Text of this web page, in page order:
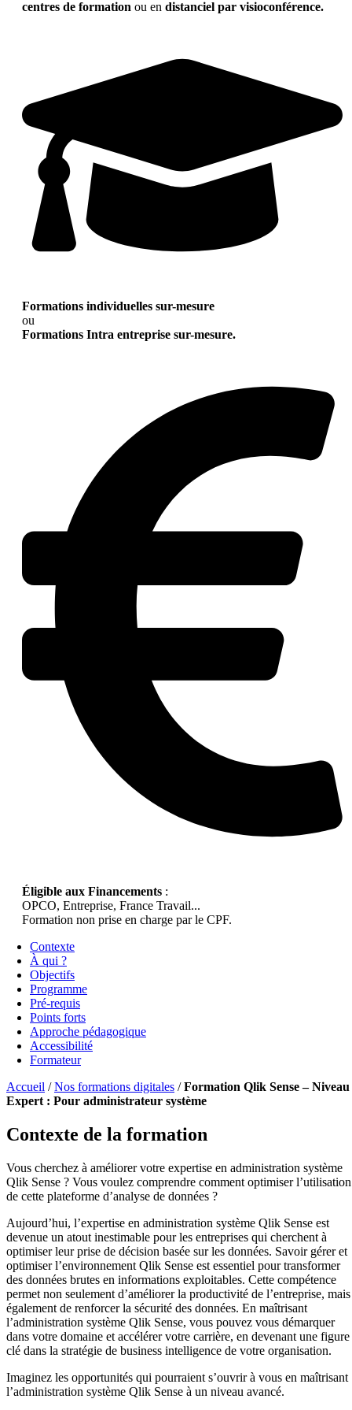
centres de formation ou en distanciel par visioconférence.
Formations individuelles sur-mesure
ou
Formations Intra entreprise sur-mesure.
Éligible aux Financements :
OPCO, Entreprise, France Travail...
Formation non prise en charge par le CPF.
Contexte
À qui ?
Objectifs
Programme
Pré-requis
Points forts
Approche pédagogique
Accessibilité
Formateur
Accueil /Nos formations digitales /Formation Qlik Sense – Niveau
Expert : Pour administrateur système
Contexte de la formation
Vous cherchez à améliorer votre expertise en administration système
Qlik Sense ? Vous voulez comprendre comment optimiser l’utilisation
de cette plateforme d’analyse de données ?
Aujourd’hui, l’expertise en administration système Qlik Sense est
devenue un atout inestimable pour les entreprises qui cherchent à
optimiser leur prise de décision basée sur les données. Savoir gérer et
optimiser l’environnement Qlik Sense est essentiel pour transformer
des données brutes en informations exploitables. Cette compétence
permet non seulement d’améliorer la productivité de l’entreprise, mais
également de renforcer la sécurité des données. En maîtrisant
l’administration système Qlik Sense, vous pouvez vous démarquer
dans votre domaine et accélérer votre carrière, en devenant une figure
clé dans la stratégie de business intelligence de votre organisation.
Imaginez les opportunités qui pourraient s’ouvrir à vous en maîtrisant
l’administration système Qlik Sense à un niveau avancé.